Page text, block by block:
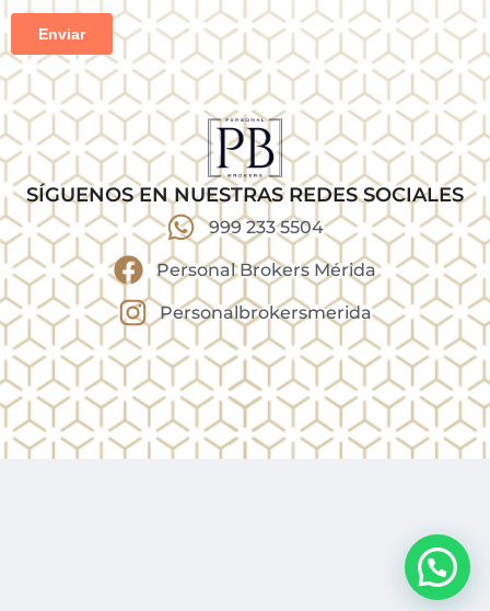
SÍGUENOS EN NUESTRAS REDES SOCIALES
999 233 5504
Personal Brokers Mérida
Personalbrokersmerida